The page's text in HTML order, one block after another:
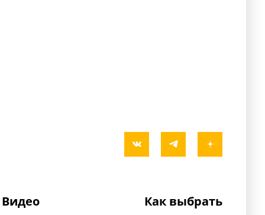
Видео Как выбрать